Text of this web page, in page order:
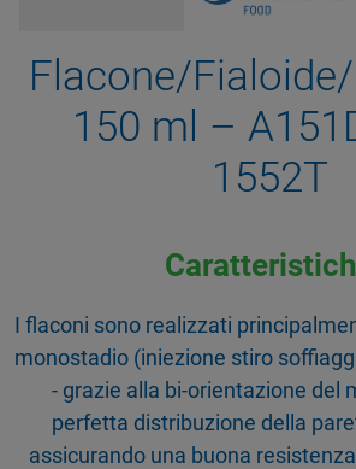
Flacone/
150 ml –
1552T
I flaconi sono realizzati
monostadio (iniezione stiro
- grazie alla bi-orientazione del
perfetta distribuzione della
assicurando una buona